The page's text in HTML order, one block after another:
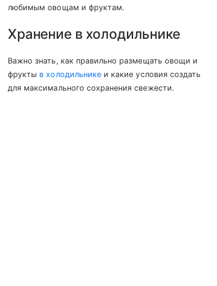
любимым овощам и фруктам.
Хранение в холодильнике
Важно знать, как правильно размещать овощи и
фрукты в холодильнике и какие условия создать
для максимального сохранения свежести.